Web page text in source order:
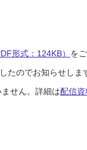
形式：124KB） を
たのでお知らせしま
せん。詳細は配信資